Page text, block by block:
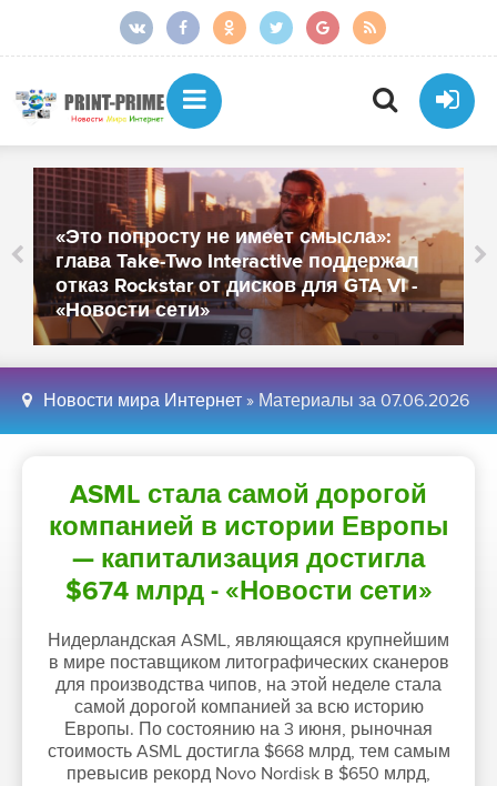
«Это попросту не имеет смысла»:
глава Take-Two Interactive поддержал
отказ Rockstar от дисков для GTA VI -
«Новости сети»
Новости мира Интернет » Материалы за 07.06.2026
ASML стала самой дорогой
компанией в истории Европы
— капитализация достигла
$674 млрд - «Новости сети»
Нидерландская ASML, являющаяся крупнейшим
в мире поставщиком литографических сканеров
для производства чипов, на этой неделе стала
самой дорогой компанией за всю историю
Европы. По состоянию на 3 июня, рыночная
стоимость ASML достигла $668 млрд, тем самым
превысив рекорд Novo Nordisk в $650 млрд,